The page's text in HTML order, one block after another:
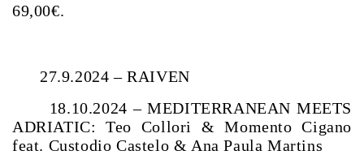
69,00€.
27.9.2024 – RAIVEN
18.10.2024 – MEDITERRANEAN MEETS
ADRIATIC: Teo Collori & Momento Cigano
feat. Custodio Castelo & Ana Paula Martins